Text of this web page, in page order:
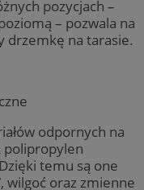
pozycjach –
– pozwala na
drzemkę na tarasie.
odpornych na
polipropylen
temu są one
wilgoć oraz zmienne